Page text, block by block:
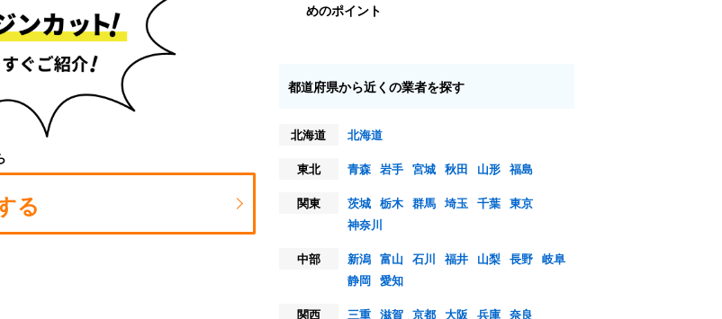
る
めのポイント
都道府県から近くの業者を探す
北海道
北海道
東北
青森 岩手 宮城 秋田 山形 福島
関東
茨城 栃木 群馬 埼玉 千葉 東京
神奈川
中部
新潟 富山 石川 福井 山梨 長野 岐阜
静岡 愛知
関西
三重 滋賀 京都 大阪 兵庫 奈良